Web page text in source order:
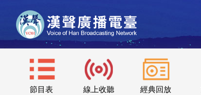
節目表 線上收聽 經典回放